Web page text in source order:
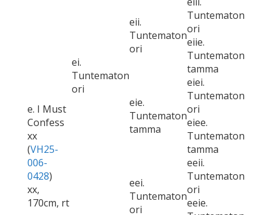
e. I Must
Confess
xx
(VH25-
006-
0428)
xx,
170cm, rt
ei.
Tuntematon
ori
eii.
Tuntematon
ori
Tuntematon
ori
eiie.
Tuntematon
tamma
eie.
Tuntematon
tamma
eiei.
Tuntematon
ori
eiee.
Tuntematon
tamma
eei.
Tuntematon
ori
eeii.
Tuntematon
ori
eeie.